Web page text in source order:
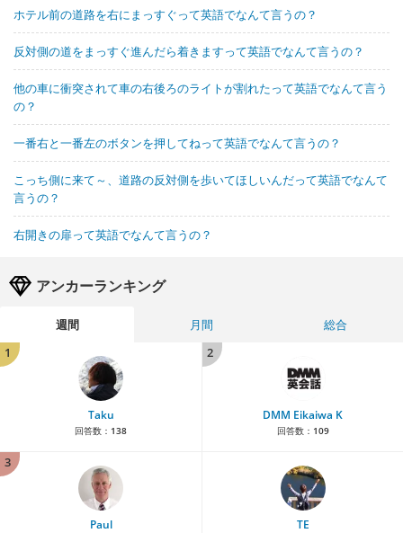
ホテル前の道路を右にまっすぐって英語でなんて言うの？
反対側の道をまっすぐ進んだら着きますって英語でなんて言うの？
他の車に衝突されて車の右後ろのライトが割れたって英語でなんて言う
の？
一番右と一番左のボタンを押してねって英語でなんて言うの？
こっち側に来て～、道路の反対側を歩いてほしいんだって英語でなんて
言うの？
右開きの扉って英語でなんて言うの？
アンカーランキング
週間 月間
総合
1
Taku
回答数： 138
2
DMM Eikaiwa K
回答数： 109
3
Paul TE